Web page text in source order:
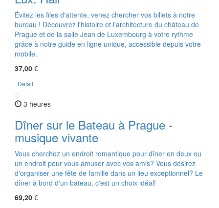
Évitez les files d'attente, venez chercher vos billets à notre
bureau ! Découvrez l'histoire et l'architecture du château de
Prague et de la salle Jean de Luxembourg à votre rythme
grâce à notre guide en ligne unique, accessible depuis votre
mobile.
37,00 €
Detail
3 heures
Dîner sur le Bateau à Prague -
musique vivante
Vous cherchez un endroit romantique pour dîner en deux ou
un endroit pour vous amuser avec vos amis? Vous désirez
d'organiser une fête de famille dans un lieu exceptionnel? Le
dîner à bord d'un bateau, c'est un choix idéal!
69,20 €